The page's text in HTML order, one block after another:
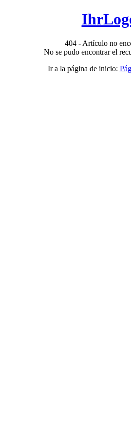
404 - Artículo no
No se pudo encontrar el
Ir a la página de inicio: